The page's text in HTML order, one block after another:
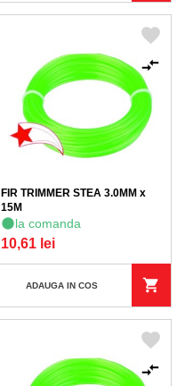
FIR TRIMMER STEA 3.0MM x
15M
la comanda
10,61 lei
ADAUGA IN COS